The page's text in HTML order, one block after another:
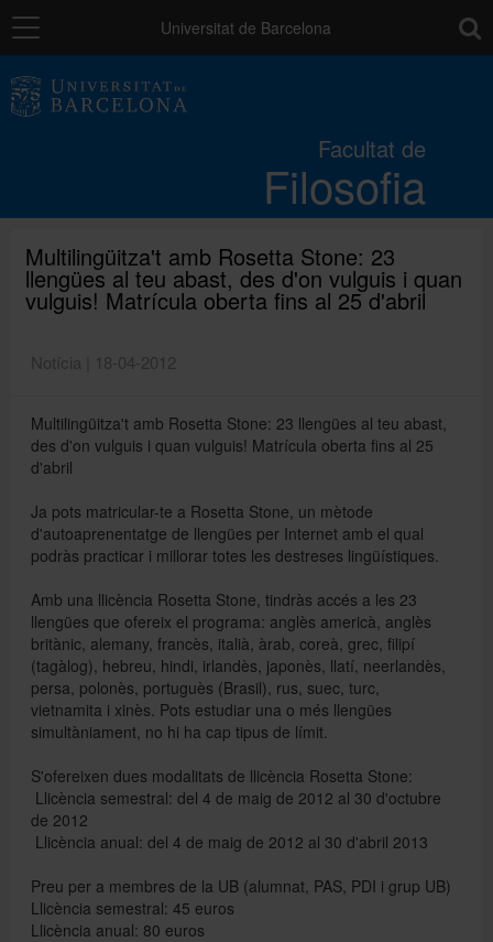
Navegació Universitat de Barcelona
Facultat de
Filosofia
Estudis
Recerca i innovació
Directori
Español
English
Multilingüitza't amb Rosetta Stone: 23
llengües al teu abast, des d'on vulguis i quan
vulguis! Matrícula oberta fins al 25 d'abril
Notícia | 18-04-2012
Multilingüitza't amb Rosetta Stone: 23 llengües al teu abast,
des d'on vulguis i quan vulguis! Matrícula oberta fins al 25
d'abril
Ja pots matricular-te a Rosetta Stone, un mètode
d'autoaprenentatge de llengües per Internet amb el qual
podràs practicar i millorar totes les destreses lingüístiques.
Amb una llicència Rosetta Stone, tindràs accés a les 23
llengües que ofereix el programa: anglès americà, anglès
britànic, alemany, francès, italià, àrab, coreà, grec, filipí
(tagàlog), hebreu, hindi, irlandès, japonès, llatí, neerlandès,
persa, polonès, portuguès (Brasil), rus, suec, turc,
vietnamita i xinès. Pots estudiar una o més llengües
simultàniament, no hi ha cap tipus de límit.
S'ofereixen dues modalitats de llicència Rosetta Stone:
 Llicència semestral: del 4 de maig de 2012 al 30 d'octubre
de 2012
 Llicència anual: del 4 de maig de 2012 al 30 d'abril 2013
Preu per a membres de la UB (alumnat, PAS, PDI i grup UB)
Llicència semestral: 45 euros
Llicència anual: 80 euros